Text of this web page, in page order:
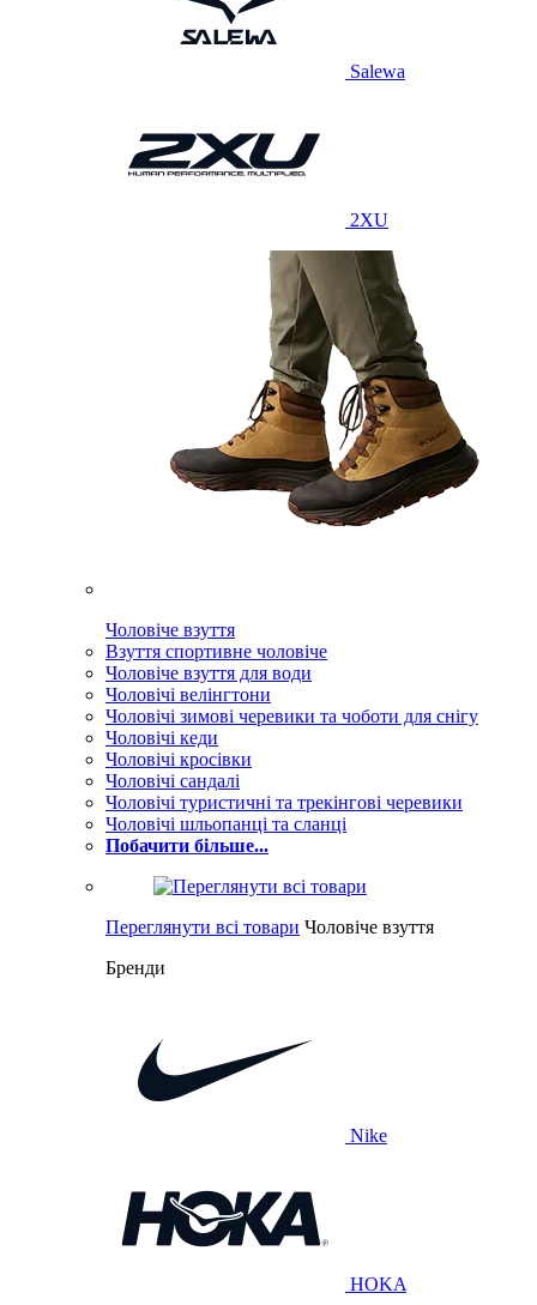
Salewa
2XU
Чоловіче взуття
Взуття спортивне чоловіче
Чоловіче взуття для води
Чоловічі велінгтони
Чоловічі зимові черевики та чоботи для снігу
Чоловічі кеди
Чоловічі кросівки
Чоловічі сандалі
Чоловічі туристичні та трекінгові черевики
Чоловічі шльопанці та сланці
Побачити більше...
Переглянути всі товари Чоловіче взуття
Бренди
Nike
HOKA